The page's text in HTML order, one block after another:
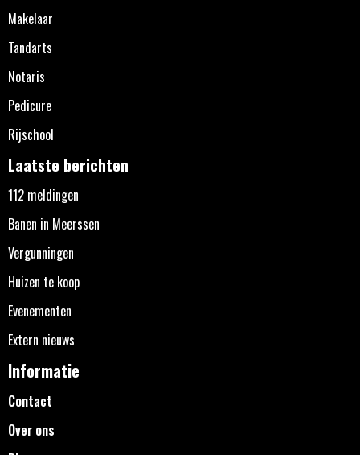
Makelaar
Tandarts
Notaris
Pedicure
Rijschool
Laatste berichten
112 meldingen
Banen in Meerssen
Vergunningen
Huizen te koop
Evenementen
Extern nieuws
Informatie
Contact
Over ons